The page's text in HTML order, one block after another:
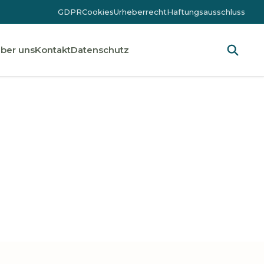
GDPRCookiesUrheberrechtHaftungsausschluss
unsKontaktDatenschutz